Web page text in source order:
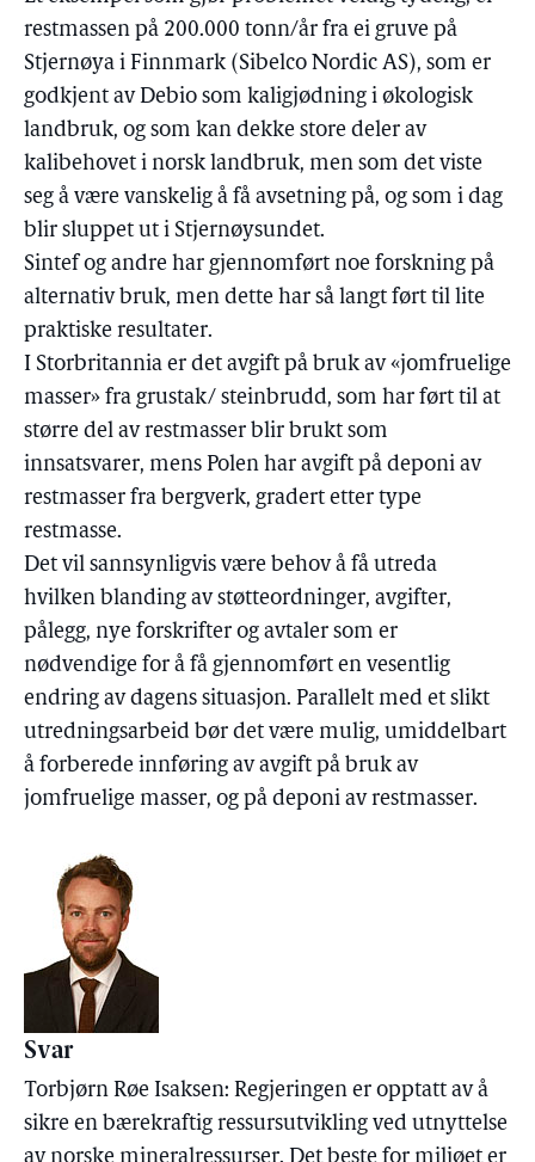
restmassen på 200.000 tonn/år fra ei gruve på
Stjernøya i Finnmark (Sibelco Nordic AS), som er
godkjent av Debio som kaligjødning i økologisk
landbruk, og som kan dekke store deler av
kalibehovet i norsk landbruk, men som det viste
seg å være vanskelig å få avsetning på, og som i dag
blir sluppet ut i Stjernøysundet.
Sintef og andre har gjennomført noe forskning på
alternativ bruk, men dette har så langt ført til lite
praktiske resultater.
I Storbritannia er det avgift på bruk av «jomfruelige
masser» fra grustak/ steinbrudd, som har ført til at
større del av restmasser blir brukt som
innsatsvarer, mens Polen har avgift på deponi av
restmasser fra bergverk, gradert etter type
restmasse.
Det vil sannsynligvis være behov å få utreda
hvilken blanding av støtteordninger, avgifter,
pålegg, nye forskrifter og avtaler som er
nødvendige for å få gjennomført en vesentlig
endring av dagens situasjon. Parallelt med et slikt
utredningsarbeid bør det være mulig, umiddelbart
å forberede innføring av avgift på bruk av
jomfruelige masser, og på deponi av restmasser.
Svar
Torbjørn Røe Isaksen: Regjeringen er opptatt av å
sikre en bærekraftig ressursutvikling ved utnyttelse